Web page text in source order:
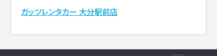
ガッツレンタカー 大分駅前店